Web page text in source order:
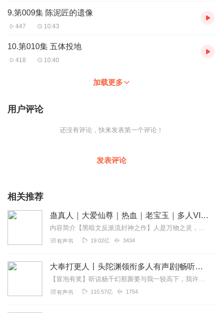
9.第009集 陈泥匠的遗像
447 10:43
10.第010集 五体投地
418 10:40
加载更多
用户评论
还没有评论，快来发表第一个评论！
发表评论
相关推荐
蛊真人｜大爱仙尊｜热血｜老宝玉｜多人VIP免费有声剧
内容简介【黑暗文反派流封神之作】人是万物之灵，蛊是天地真精。一个穿越者不断重生的故事。一个养蛊、炼蛊、用蛊的奇特世界。配音组（男角色）老宝玉旁白...
有声书 19.02亿 3434
大奉打更人丨头陀渊领衔多人有声剧|畅听全集|王鹤棣、田曦薇主演影视剧原著|卖报小郎君
【冒泡有奖】听说杨千幻那厮要与我一较高下，我许七安要开始装叉了！快进入声音播放页戳下方输入框，冒个泡偷偷告诉我，我要用哪些诗词才能胜过他？说得好的，有赏！202...
有声书 110.57亿 1754